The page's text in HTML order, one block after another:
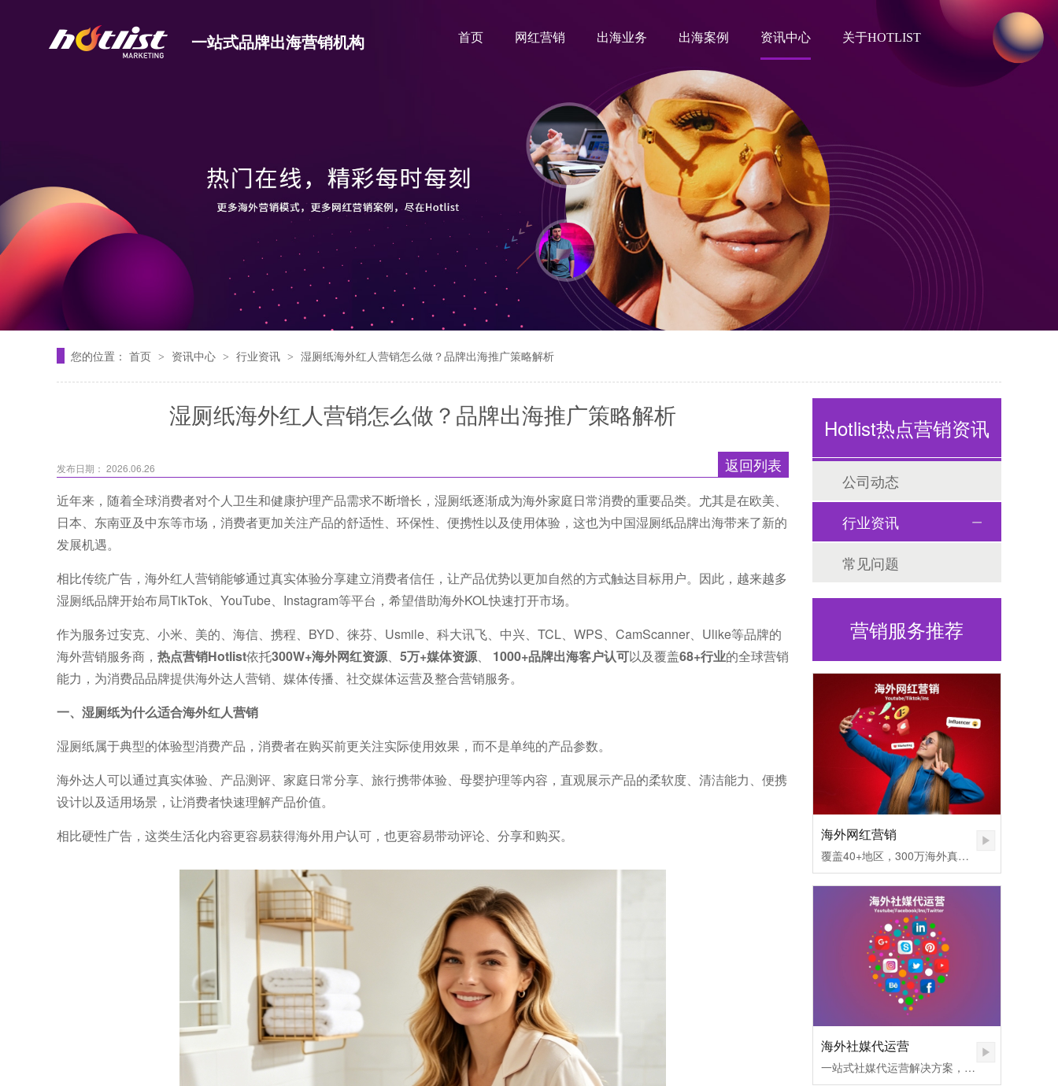
一站式品牌出海营销机构 首页 网红营销 出海业务 出海案例 资讯中心 关于HOTLIST
您的位置： 首页 > 资讯中心 > 行业资讯 > 湿厕纸海外红人营销怎么做？品牌出海推广策略解析
湿厕纸海外红人营销怎么做？品牌出海推广策略解析
返回列表
发布日期： 2026.06.26
近年来，随着全球消费者对个人卫生和健康护理产品需求不断增长，湿厕纸逐渐成为海外家庭日常消费的重要品类。尤其是在欧美、
日本、东南亚及中东等市场，消费者更加关注产品的舒适性、环保性、便携性以及使用体验，这也为中国湿厕纸品牌出海带来了新的
发展机遇。
相比传统广告，海外红人营销能够通过真实体验分享建立消费者信任，让产品优势以更加自然的方式触达目标用户。因此，越来越多
湿厕纸品牌开始布局TikTok、YouTube、Instagram等平台，希望借助海外KOL快速打开市场。
作为服务过安克、小米、美的、海信、携程、BYD、徕芬、Usmile、科大讯飞、中兴、TCL、WPS、CamScanner、Ulike等品牌的
海外营销服务商， 热点营销Hotlist依托300W+海外网红资源、 5万+媒体资源、 1000+品牌出海客户认可以及覆盖68+行业的全球营销
能力，为消费品品牌提供海外达人营销、媒体传播、社交媒体运营及整合营销服务。
一、湿厕纸为什么适合海外红人营销
湿厕纸属于典型的体验型消费产品，消费者在购买前更关注实际使用效果，而不是单纯的产品参数。
海外达人可以通过真实体验、产品测评、家庭日常分享、旅行携带体验、母婴护理等内容，直观展示产品的柔软度、清洁能力、便携
设计以及适用场景，让消费者快速理解产品价值。
相比硬性广告，这类生活化内容更容易获得海外用户认可，也更容易带动评论、分享和购买。
Hotlist热点营销资讯
公司动态
行业资讯
常见问题
营销服务推荐
海外网红营销
覆盖40+地区，300万海外真实网红匹配，不同社媒平台发布内容矩阵，快速提高品牌认知度。1.无需百万粉丝，也可让您的品牌和产品一夜爆红
海外社媒代运营
一站式社媒代运营解决方案，帮助出海企业打破文化壁垒，提升海外私域流量。